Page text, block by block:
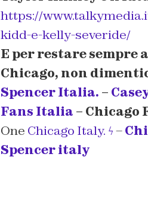
https://
kidd-e-kelly-severide/
E per restare sempre
Chicago, non
Spencer Italia. –
Fans Italia – Chicago
One Chicago Italy. ϟ–
Spencer italy